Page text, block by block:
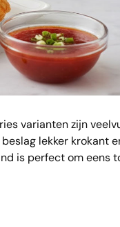
varianten zijn
lekker krokant
is perfect om eens